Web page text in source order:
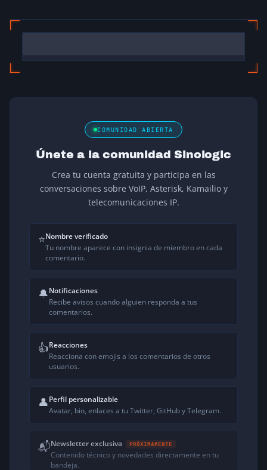
COMUNIDAD ABIERTA
Únete a la comunidad Sinologic
Crea tu cuenta gratuita y participa en las
conversaciones sobre VoIP, Asterisk, Kamailio y
telecomunicaciones IP.
⭐Nombre verificado
Tu nombre aparece con insignia de miembro en cada
comentario.
🔔Notificaciones
Recibe avisos cuando alguien responda a tus
comentarios.
👍Reacciones
Reacciona con emojis a los comentarios de otros
usuarios.
👤Perfil personalizable
Avatar, bio, enlaces a tu Twitter, GitHub y Telegram.
📬Newsletter exclusiva PRÓXIMAMENTE
Contenido técnico y novedades directamente en tu
bandeja.